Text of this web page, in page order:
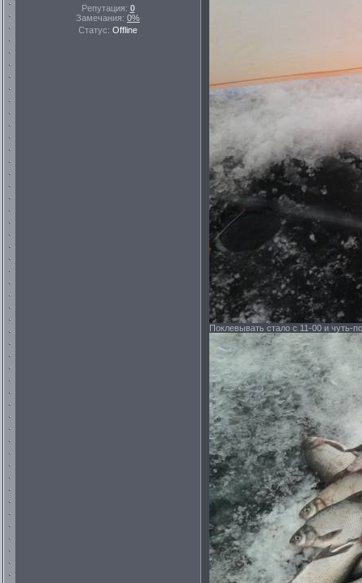
Репутация: 0
Замечания: 0%
Статус: Offline
Поклевывать стало с 11-00 и чуть-